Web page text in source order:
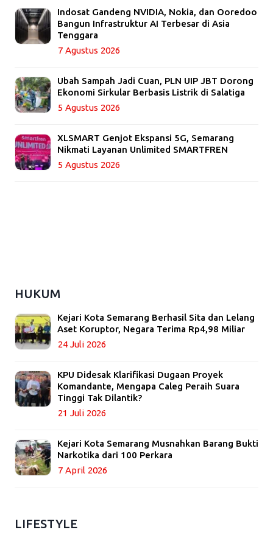
Indosat Gandeng NVIDIA, Nokia, dan Ooredoo
Bangun Infrastruktur AI Terbesar di Asia
Tenggara
7 Agustus 2026
Ubah Sampah Jadi Cuan, PLN UIP JBT Dorong
Ekonomi Sirkular Berbasis Listrik di Salatiga
5 Agustus 2026
XLSMART Genjot Ekspansi 5G, Semarang
Nikmati Layanan Unlimited SMARTFREN
5 Agustus 2026
HUKUM
Kejari Kota Semarang Berhasil Sita dan Lelang
Aset Koruptor, Negara Terima Rp4,98 Miliar
24 Juli 2026
KPU Didesak Klarifikasi Dugaan Proyek
Komandante, Mengapa Caleg Peraih Suara
Tinggi Tak Dilantik?
21 Juli 2026
Kejari Kota Semarang Musnahkan Barang Bukti
Narkotika dari 100 Perkara
7 April 2026
LIFESTYLE